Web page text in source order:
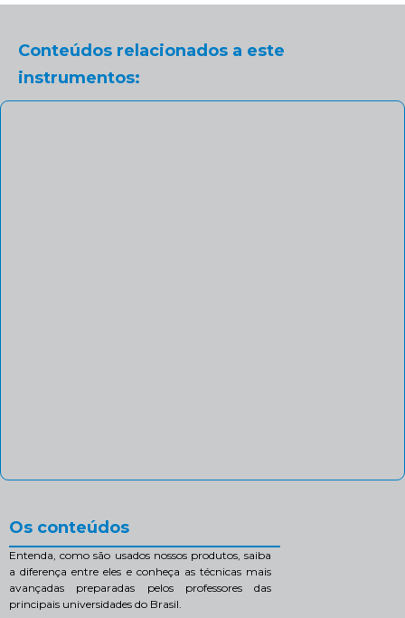
Conteúdos relacionados a este
instrumentos:
Os conteúdos
Entenda, como são usados nossos produtos, saiba
a diferença entre eles e conheça as técnicas mais
avançadas preparadas pelos professores das
principais universidades do Brasil.